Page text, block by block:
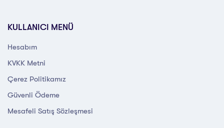
KULLANICI MENÜ
Hesabım
KVKK Metni
Çerez Politikamız
Güvenli Ödeme
Mesafeli Satış Sözleşmesi